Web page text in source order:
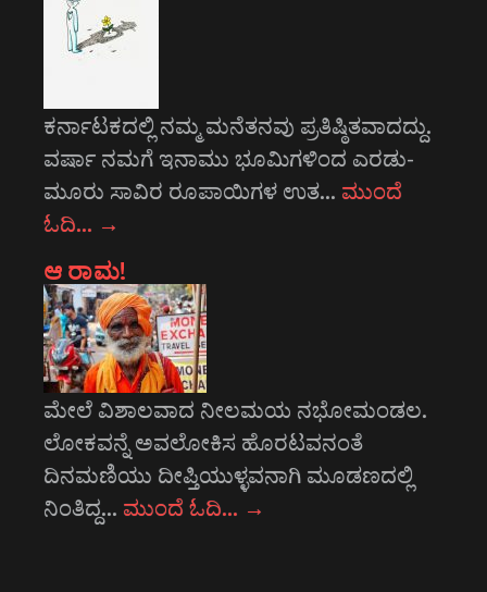
ಕರ್ನಾಟಕದಲ್ಲಿ ನಮ್ಮ ಮನೆತನವು ಪ್ರತಿಷ್ಠಿತವಾದದ್ದು.
ವರ್ಷಾ ನಮಗೆ ಇನಾಮು ಭೂಮಿಗಳಿಂದ ಎರಡು-
ಮೂರು ಸಾವಿರ ರೂಪಾಯಿಗಳ ಉತ… ಮುಂದೆ
ಓದಿ… →
ಆ ರಾಮ!
ಮೇಲೆ ವಿಶಾಲವಾದ ನೀಲಮಯ ನಭೋಮಂಡಲ.
ಲೋಕವನ್ನೆ ಅವಲೋಕಿಸ ಹೊರಟವನಂತೆ
ದಿನಮಣಿಯು ದೀಪ್ತಿಯುಳ್ಳವನಾಗಿ ಮೂಡಣದಲ್ಲಿ
ನಿಂತಿದ್ದ… ಮುಂದೆ ಓದಿ… →